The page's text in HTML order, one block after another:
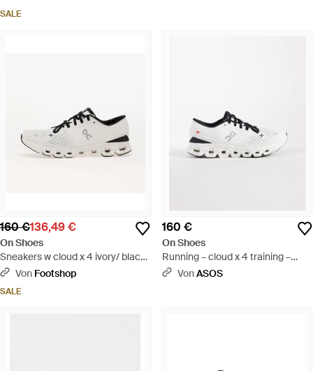
SALE
160 €136,49 €
On Shoes
Sneakers w cloud x 4 ivory/ black
eur 39 - Weiß
Von Footshop
SALE
160 €
On Shoes
Running – cloud x 4 training –
sneaker - Weiß
VonASOS